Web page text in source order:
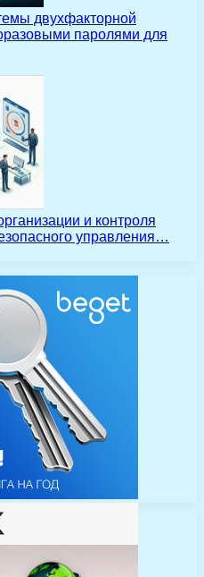
двухфакторной
паролями для
и контроля
управления…